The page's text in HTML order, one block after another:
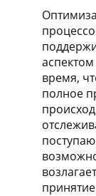
время,
полное